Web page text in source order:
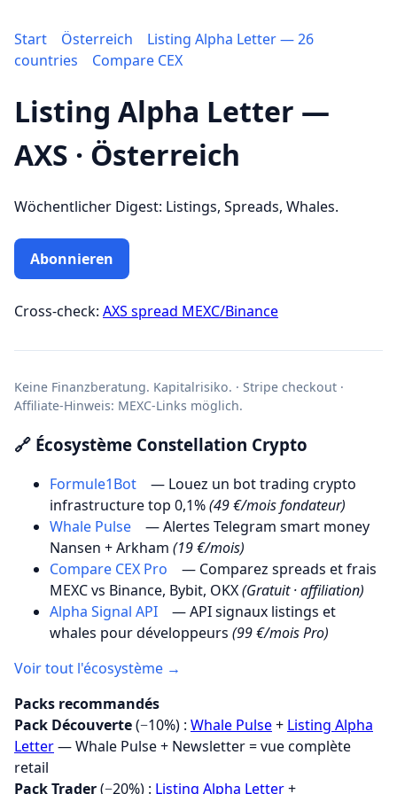
Start Österreich
Listing Alpha Letter — 26
countries
Compare CEX
Listing Alpha Letter —
AXS · Österreich
Wöchentlicher Digest: Listings, Spreads, Whales.
Abonnieren
Cross-check: AXS spread MEXC/Binance
Keine Finanzberatung. Kapitalrisiko. · Stripe checkout ·
Affiliate-Hinweis: MEXC-Links möglich.
🔗 Écosystème Constellation Crypto
Formule1Bot
— Louez un bot trading crypto
infrastructure top 0,1%(49 €/mois fondateur)
Whale Pulse
— Alertes Telegram smart money
Nansen + Arkham (19 €/mois)
Compare CEX Pro
— Comparez spreads et frais
MEXC vs Binance, Bybit, OKX(Gratuit · affiliation)
Alpha Signal API
— API signaux listings et
whales pour développeurs (99 €/mois Pro)
Voir tout l'écosystème →
Packs recommandés
Pack Découverte(−10%) : Whale Pulse+ Listing Alpha
Letter— Whale Pulse + Newsletter = vue complète
retail
Pack Trader(−20%) : Listing Alpha Letter+